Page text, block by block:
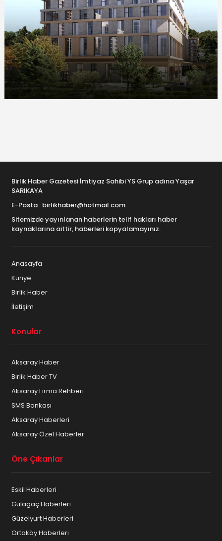
Birlik Haber Gazetesi İmtiyaz Sahibi YS Grup adına Yaşar
SARIKAYA
E-Posta : birlikhaber@hotmail.com
Sitemizde yayınlanan haberlerin telif hakları haber
kaynaklarına aittir, haberleri kopyalamayınız.
Anasayfa
Künye
Birlik Haber
İletişim
Konular
Aksaray Haber
Birlik Haber TV
Aksaray Firma Rehberi
SMS Bankası
Aksaray Haberleri
Aksaray Özel Haberler
Öne Çıkanlar
Eskil Haberleri
Gülağaç Haberleri
Güzelyurt Haberleri
Ortaköy Haberleri